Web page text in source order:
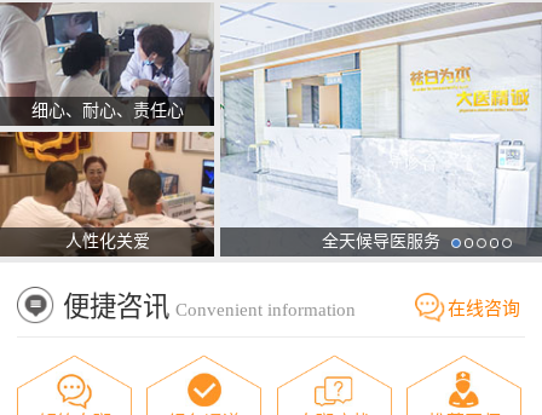
细心、耐心、责任心
人性化关爱 全天候导医服务
便捷咨讯 Convenient information 在线咨询